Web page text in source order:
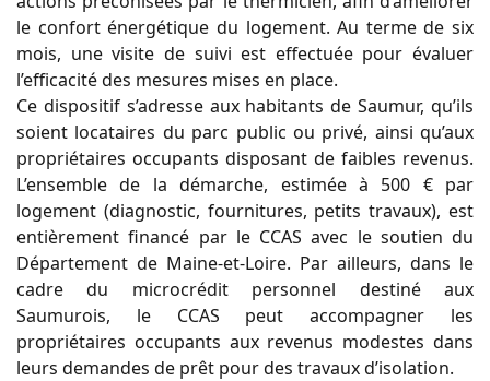
le confort énergétique du logement. Au terme de six
mois, une visite de suivi est effectuée pour évaluer
l’efficacité des mesures mises en place.
Ce dispositif s’adresse aux habitants de Saumur, qu’ils
soient locataires du parc public ou privé, ainsi qu’aux
propriétaires occupants disposant de faibles revenus.
L’ensemble de la démarche, estimée à 500 € par
logement (diagnostic, fournitures, petits travaux), est
entièrement financé par le CCAS avec le soutien du
Département de Maine-et-Loire. Par ailleurs, dans le
cadre du microcrédit personnel destiné aux
Saumurois, le CCAS peut accompagner les
propriétaires occupants aux revenus modestes dans
leurs demandes de prêt pour des travaux d’isolation.